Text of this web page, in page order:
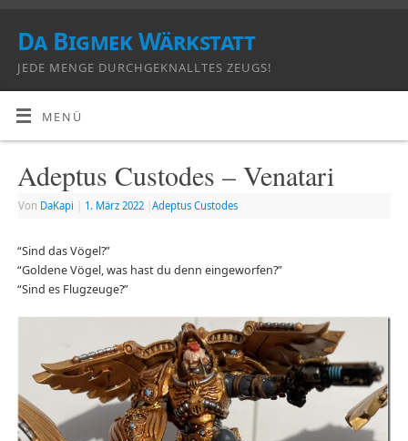
Da Bigmek Wärkstatt
JEDE MENGE DURCHGEKNALLTES ZEUGS!
MENÜ
Adeptus Custodes – Venatari
Von DaKapi 1. März 2022 Adeptus Custodes
“Sind das Vögel?”
“Goldene Vögel, was hast du denn eingeworfen?”
“Sind es Flugzeuge?”